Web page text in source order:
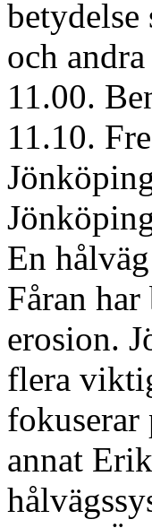
och
11.00.
11.10.
En
Fåran
erosion.
flera
fokuserar
annat